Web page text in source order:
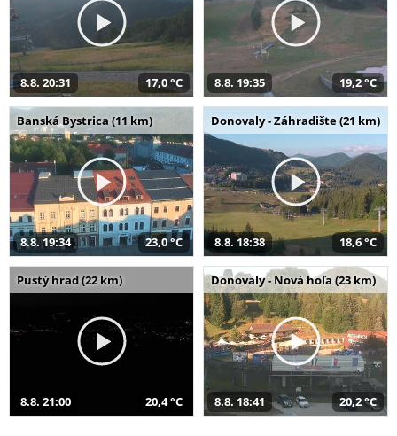
8.8. 20:31 17,0 °C 8.8. 19:35 19,2 °C
Banská Bystrica (11 km)
8.8. 19:34 23,0 °C
Donovaly - Záhradište (21 km)
8.8. 18:38 18,6 °C
Pustý hrad (22 km)
8.8. 21:00 20,4 °C
Donovaly - Nová hoľa (23 km)
8.8. 18:41 20,2 °C